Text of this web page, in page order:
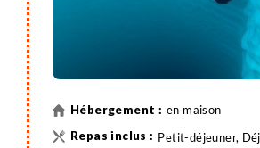
nous engager plus
les glaces se font très denses. Il
l’œil pour surprendre, ici un
phoque, et peut-être ce
jamais.
Entre les plongées, nous
en maison
Petit-déjeuner,